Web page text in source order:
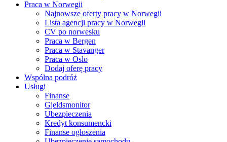
Praca w Norwegii
Najnowsze oferty pracy w Norwegii
Lista agencji pracy w Norwegii
CV po norwesku
Praca w Bergen
Praca w Stavanger
Praca w Oslo
Dodaj oferę pracy
Wspólna podróż
Usługi
Finanse
Gjeldsmonitor
Ubezpieczenia
Kredyt konsumencki
Finanse ogłoszenia